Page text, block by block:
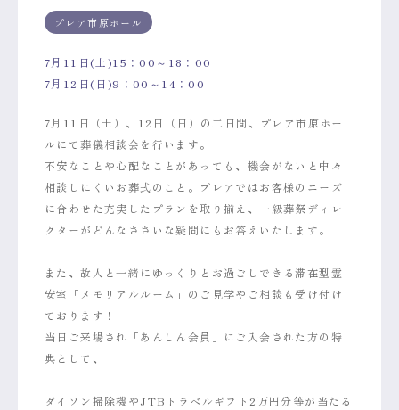
プレア市原ホール
7月11日(土)15：00～18：00
7月12日(日)9：00～14：00
7月11日（土）、12日（日）の二日間、プレア市原ホー
ルにて葬儀相談会を行います。
不安なことや心配なことがあっても、機会がないと中々
相談しにくいお葬式のこと。プレアではお客様のニーズ
に合わせた充実したプランを取り揃え、一級葬祭ディレ
クターがどんなささいな疑問にもお答えいたします。
また、故人と一緒にゆっくりとお過ごしできる滞在型霊
安室「メモリアルルーム」のご見学やご相談も受け付け
ております！
当日ご来場され「あんしん会員」にご入会された方の特
典として、
ダイソン掃除機やJTBトラベルギフト2万円分等が当たる